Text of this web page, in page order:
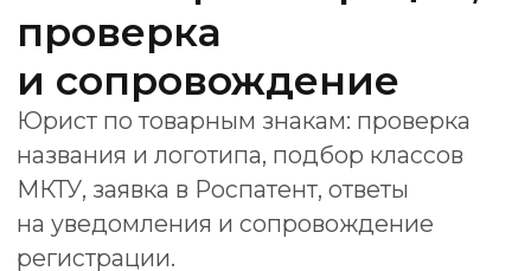
названия и логотипа, подбор классов
МКТУ, заявка в Роспатент, ответы
на уведомления и сопровождение
регистрации.
Получить консультацию